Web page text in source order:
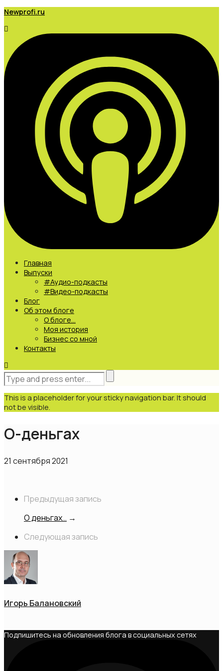
Newprofi.ru
Главная
Выпуски
#Аудио-подкасты
#Видео-подкасты
Блог
Об этом блоге
О блоге…
Моя история
Бизнес со мной
Контакты
This is a placeholder for your sticky navigation bar. It should
not be visible.
О-деньгах
21 сентября 2021
Предыдущая запись
О деньгах… →
Следующая запись
Игорь Балановский
Подпишитесь на обновления блога в социальных сетях